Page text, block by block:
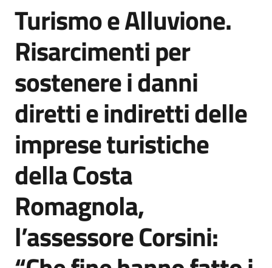
Agenzia
di
informazione
e
comunicazione
su
Salta al contenuto
Turismo e Alluvione.
Risarcimenti per
sostenere i danni
diretti e indiretti delle
imprese turistiche
della Costa
Romagnola,
l’assessore Corsini: